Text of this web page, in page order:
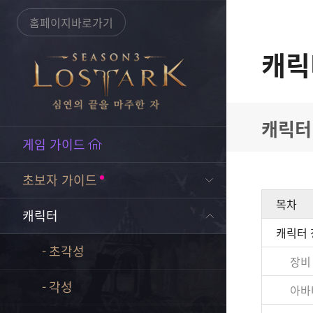
홈페이지바로가기
게임 가이드
초보자 가이드
캐릭터
초각성
각성
캐
캐릭
목차
캐릭터
장비
아